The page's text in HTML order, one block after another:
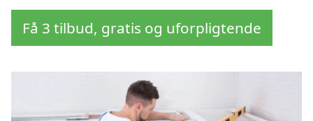
Få 3 tilbud, gratis og uforpligtende